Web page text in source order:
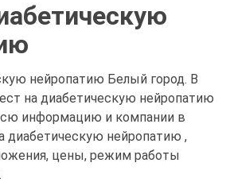
нейропатию Белый город. В
на диабетическую нейропатию
информацию и компании в
диабетическую нейропатию ,
цены, режим работы